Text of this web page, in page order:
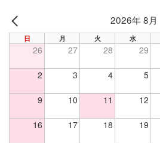
PREV
2026年 8月
日 月 火 水
26 27 28 29
2 3 4 5
9 10 11 12
16 17 18 19